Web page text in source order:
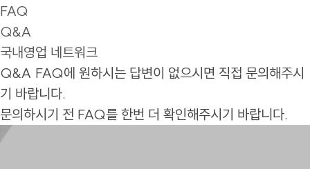
FAQ
Q&A
국내영업 네트워크
Q&A FAQ에 원하시는 답변이 없으시면 직접 문의해주시
기 바랍니다.
문의하시기 전 FAQ를 한번 더 확인해주시기 바랍니다.